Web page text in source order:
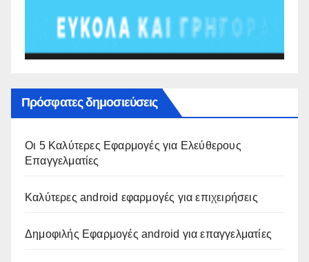
Πρόσφατες δημοσιεύσεις
Οι 5 Καλύτερες Εφαρμογές για Ελεύθερους
Επαγγελματίες
Καλύτερες android εφαρμογές για επιχειρήσεις
Δημοφιλής Εφαρμογές android για επαγγελματίες